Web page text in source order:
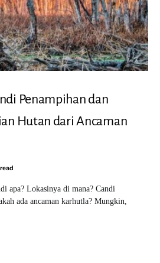
Penampihan dan
Hutan dari Ancaman
apa? Lokasinya di mana? Candi
ada ancaman karhutla? Mungkin,